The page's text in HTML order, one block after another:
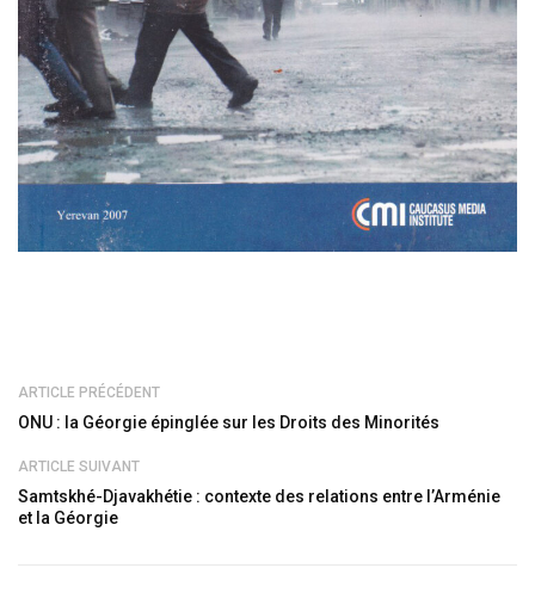
ARTICLE PRÉCÉDENT
ONU : la Géorgie épinglée sur les Droits des Minorités
ARTICLE SUIVANT
Samtskhé-Djavakhétie : contexte des relations entre l’Arménie
et la Géorgie